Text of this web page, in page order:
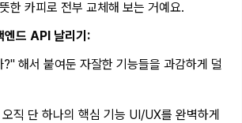
한 카피로 전부 교체해 보는 거예요.
엔드 API 날리기:
해서 붙여둔 자잘한 기능들을 과감하게 덜
직 단 하나의 핵심 기능 UI/UX를 완벽하게